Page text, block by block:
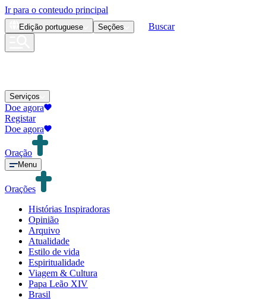
Ir para o conteudo principal
Edição portuguese Seções Buscar
Serviços
Doe agora
Registar
Doe agora
Oração
Menu
Orações
Histórias Inspiradoras
Opinião
Arquivo
Atualidade
Estilo de vida
Espiritualidade
Viagem & Cultura
Papa Leão XIV
Brasil